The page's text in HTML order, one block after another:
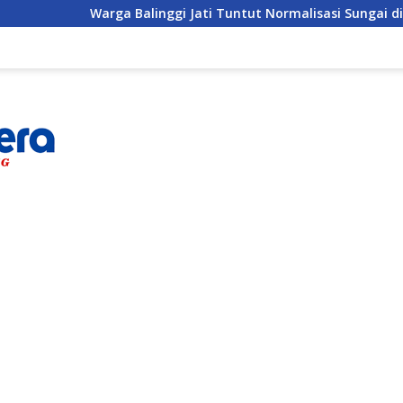
Balinggi Jati Tuntut Normalisasi Sungai di Reses Anggota